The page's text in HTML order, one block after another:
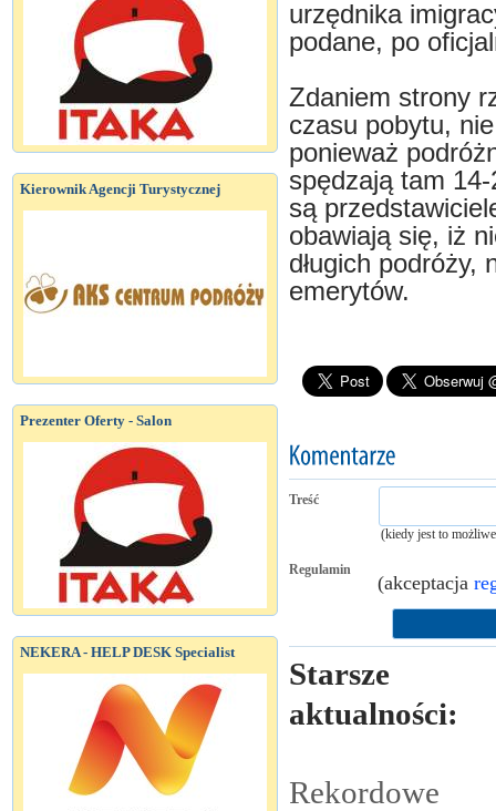
Kierownik Agencji Turystycznej
Prezenter Oferty - Salon
NEKERA - HELP DESK Specialist
urzędnika
podane, po
Zdaniem strony
czasu pobytu,
ponieważ
spędzają tam
są
obawiają się, iż
długich
emerytów.
Treść
(kiedy jest to
Regulamin
(akceptacja
Starsze
aktualności:
Rekordowe